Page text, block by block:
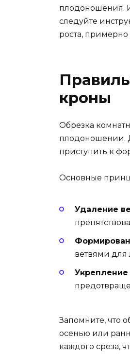
плодоношения.
следуйте
роста, примерно
кроны
Обрезка
плодоношении.
приступить к
Основные
Удаление
ветвями для
Укрепление
Запомните, что
осенью или
каждого среза,